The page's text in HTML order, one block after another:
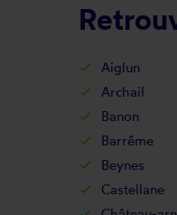
Aiglun
Archail
Banon
Barrême
Beynes
Castellane